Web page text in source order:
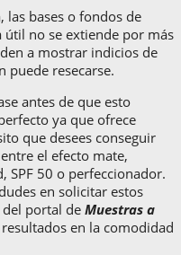
las bases o fondos de
no se extiende por más
a mostrar indicios de
puede resecarse.
antes de que esto
ya que ofrece
que desees conseguir
el efecto mate,
SPF 50 o perfeccionador.
en solicitar estos
portal de Muestras a
en la comodidad